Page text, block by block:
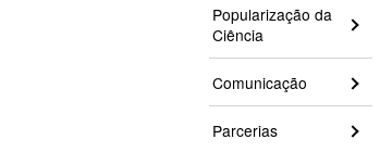
Popularização da
Ciência
Comunicação
Parcerias